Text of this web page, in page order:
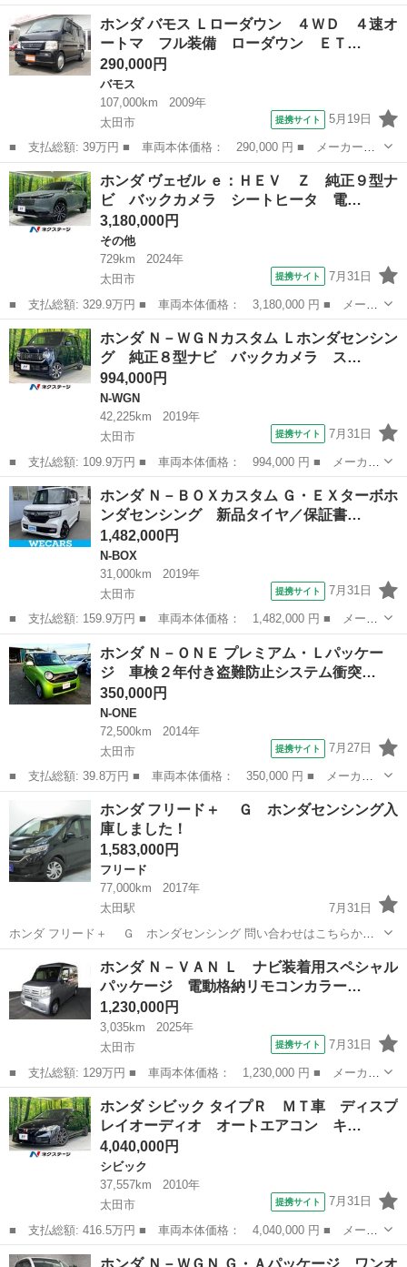
ー名： ホンダ ■ 車種名： ステップワゴン ■ グレード名：
ｅ：ＨＥＶスパーダ 登録済未使用車 純正１１型ナビ 両側電動ド
ア 全周囲...
群馬 太田市 ステップワゴン
ホンダ バモス Ｌローダウン ４ＷＤ ４速オ
ートマ フル装備 ローダウン ＥＴ…
290,000円
バモス
107,000km
2009年
太田市
提携サイト 5月19日
■ 支払総額: 39万円 ■ 車両本体価格： 290,000 円 ■ メーカー
名： ホンダ ■ 車種名： バモス ■ グレード名： Ｌローダウ
ン ４ＷＤ ４速オートマ フル装備 ローダウン ＥＴＣ 新品１
３インチベンプラホ...
群馬 太田市 バモス
ホンダ ヴェゼル ｅ：ＨＥＶ Ｚ 純正９型ナ
ビ バックカメラ シートヒータ 電…
3,180,000円
その他
729km
2024年
太田市
提携サイト 7月31日
■ 支払総額: 329.9万円 ■ 車両本体価格： 3,180,000 円 ■ メーカ
ー名： ホンダ ■ 車種名： ヴェゼル ■ グレード名： ｅ：ＨＥ
Ｖ Ｚ 純正９型ナビ バックカメラ シートヒータ 電動リアゲー
ト ドラ...
群馬 太田市 その他
ホンダ Ｎ－ＷＧＮカスタム Ｌホンダセンシン
グ 純正８型ナビ バックカメラ ス…
994,000円
N-WGN
42,225km
2019年
太田市
提携サイト 7月31日
■ 支払総額: 109.9万円 ■ 車両本体価格： 994,000 円 ■ メーカー
名： ホンダ ■ 車種名： Ｎ－ＷＧＮカスタム ■ グレード名：
Ｌホンダセンシング 純正８型ナビ バックカメラ スマートキー
ＥＴＣ ド...
群馬 太田市 N-WGN
ホンダ Ｎ－ＢＯＸカスタム Ｇ・ＥＸターボホ
ンダセンシング 新品タイヤ／保証書…
1,482,000円
N-BOX
31,000km
2019年
太田市
提携サイト 7月31日
■ 支払総額: 159.9万円 ■ 車両本体価格： 1,482,000 円 ■ メーカ
ー名： ホンダ ■ 車種名： Ｎ－ＢＯＸカスタム ■ グレード
名： Ｇ・ＥＸターボホンダセンシング 新品タイヤ／保証書／純
正 ８インチ ...
群馬 太田市 N-BOX
ホンダ Ｎ－ＯＮＥ プレミアム・Ｌパッケー
ジ 車検２年付き盗難防止システム衝突…
350,000円
N-ONE
72,500km
2014年
太田市
提携サイト 7月27日
■ 支払総額: 39.8万円 ■ 車両本体価格： 350,000 円 ■ メーカー
名： ホンダ ■ 車種名： Ｎ－ＯＮＥ ■ グレード名： プレミア
ム・Ｌパッケージ 車検２年付き盗難防止システム衝突衝突安全ボデ
ィー禁煙車電...
太田市 N-ONE
ホンダ フリード＋ Ｇ ホンダセンシング入
庫しました！
1,583,000円
フリード
77,000km
2017年
太田駅
7月31日
ホンダ フリード＋ Ｇ ホンダセンシング 問い合わせはこちらから
↓↓↓↓ https://www.otoron.jp/lists/detail?carno=049891 -------------------...
太田駅 オトロン
ホンダ Ｎ－ＶＡＮ Ｌ ナビ装着用スペシャル
パッケージ 電動格納リモコンカラー…
1,230,000円
3,035km
2025年
太田市
提携サイト 7月31日
■ 支払総額: 129万円 ■ 車両本体価格： 1,230,000 円 ■ メーカー
名： ホンダ ■ 車種名： Ｎ－ＶＡＮ ■ グレード名： Ｌ ナビ
装着用スペシャルパッケージ 電動格納リモコンカラードアミラー
ナビ・フル...
群馬 太田市 ホンダ
ホンダ シビック タイプＲ ＭＴ車 ディスプ
レイオーディオ オートエアコン キ…
4,040,000円
シビック
37,557km
2010年
太田市
提携サイト 7月31日
■ 支払総額: 416.5万円 ■ 車両本体価格： 4,040,000 円 ■ メーカ
ー名： ホンダ ■ 車種名： シビック ■ グレード名： タイプ
群馬 太田市 シビック
ホンダ Ｎ－ＷＧＮ Ｇ・Ａパッケージ ワンオ